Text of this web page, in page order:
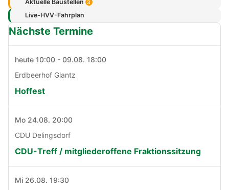
Aktuelle Baustellen 3
Live-HVV-Fahrplan
Nächste Termine
heute 10:00 - 09.08. 18:00
Erdbeerhof Glantz
Hoffest
Mo 24.08. 20:00
CDU Delingsdorf
CDU-Treff / mitgliederoffene Fraktionssitzung
Mi 26.08. 19:30